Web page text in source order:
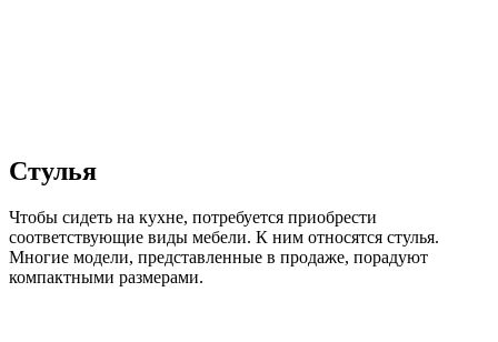
Стулья
Чтобы сидеть на кухне, потребуется приобрести
соответствующие виды мебели. К ним относятся стулья.
Многие модели, представленные в продаже, порадуют
компактными размерами.